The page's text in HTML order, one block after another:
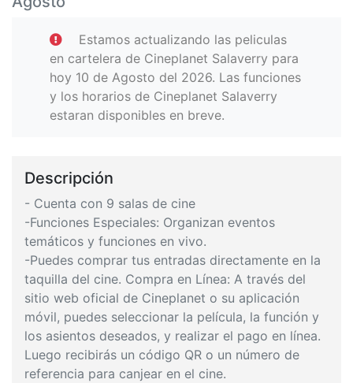
Estamos actualizando las peliculas
en cartelera de Cineplanet Salaverry para
hoy 10 de Agosto del 2026. Las funciones
y los horarios de Cineplanet Salaverry
estaran disponibles en breve.
Descripción
- Cuenta con 9 salas de cine
-Funciones Especiales: Organizan eventos
temáticos y funciones en vivo.
-Puedes comprar tus entradas directamente en la
taquilla del cine. Compra en Línea: A través del
sitio web oficial de Cineplanet o su aplicación
móvil, puedes seleccionar la película, la función y
los asientos deseados, y realizar el pago en línea.
Luego recibirás un código QR o un número de
referencia para canjear en el cine.